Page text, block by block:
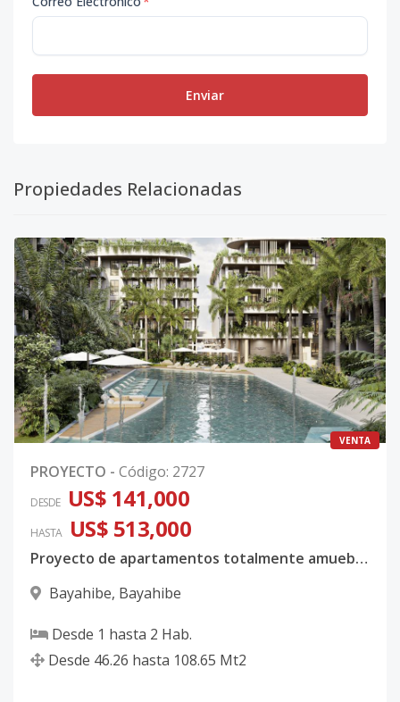
Enviar
Propiedades Relacionadas
VENTA
PROYECTO - Código: 2727
DESDE US$ 141,000
HASTA US$ 513,000
Proyecto de apartamentos totalmente amueblados y equipados en Bayahíbe
Bayahibe, Bayahibe
Desde 1 hasta 2 Hab.
Desde 46.26 hasta 108.65 Mt2